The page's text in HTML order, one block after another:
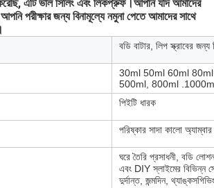
এটি ভাল সিলিং এবং লিকপ্রুফ।আপনি যদি আমাদের
পরীক্ষার জন্য বিনামূল্যে নমুনা পেতে আমাদের সাথে
বডি বাটার, লিপ স্ক্রাবের
30ml 50ml 60ml
500ml, 800ml
পিইটি ধারক
পরিষ্কার সাদা কালো
ঘরে তৈরি প্রসাধনী, বডি
এবং DIY স্লাইমের বিভিন্ন
দুর্দান্ত, জন্মদিন,